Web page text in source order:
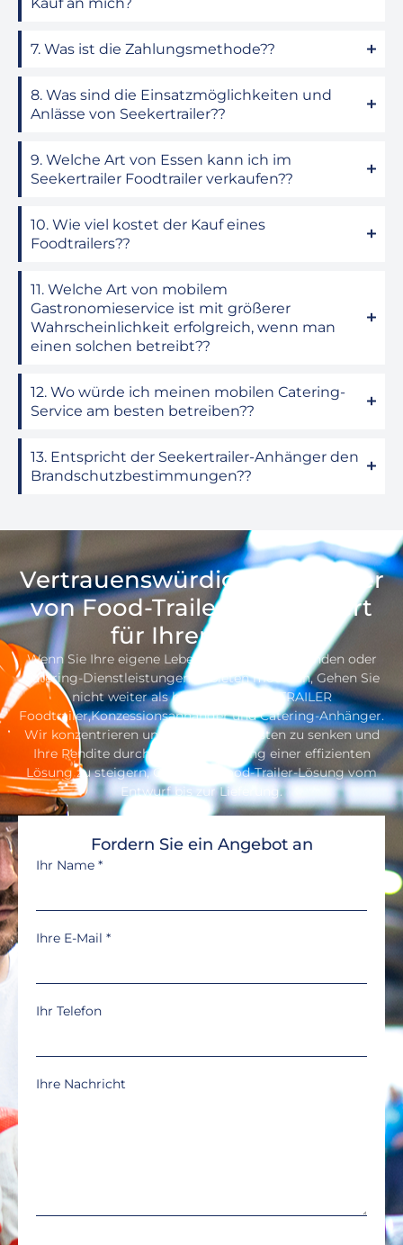
7. Was ist die Zahlungsmethode??
8. Was sind die Einsatzmöglichkeiten und
Anlässe von Seekertrailer??
9. Welche Art von Essen kann ich im
Seekertrailer Foodtrailer verkaufen??
10. Wie viel kostet der Kauf eines
Foodtrailers??
11. Welche Art von mobilem
Gastronomieservice ist mit größerer
Wahrscheinlichkeit erfolgreich, wenn man
einen solchen betreibt??
12. Wo würde ich meinen mobilen Catering-
Service am besten betreiben??
13. Entspricht der Seekertrailer-Anhänger den
Brandschutzbestimmungen??
Vertrauenswürdiger Hersteller
von Food-Trailern, Engagiert
für Ihren Erfolg
Wenn Sie Ihre eigene Lebensmittelmarke gründen oder
Catering-Dienstleistungen anbieten möchten, Gehen Sie
nicht weiter als bis zum SEEKER TRAILER
Foodtrailer,Konzessionsanhänger und Catering-Anhänger.
Wir konzentrieren uns darauf, Ihre Kosten zu senken und
Ihre Rendite durch die Bereitstellung einer effizienten
Lösung zu steigern, One-Stop-Food-Trailer-Lösung vom
Entwurf bis zur Lieferung.
Fordern Sie ein Angebot an
Ihr Name *
Ihre E-Mail *
Ihr Telefon
Ihre Nachricht